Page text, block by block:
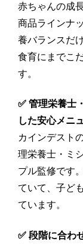
赤ちゃんの成
商品ラインナ
養バランスだ
食育にまでこ
す。
✅ 管理栄養士
した安心メニ
カインデスト
理栄養士・ミ
プル監修です
ていて、子ど
ています。
✅ 段階に合わ